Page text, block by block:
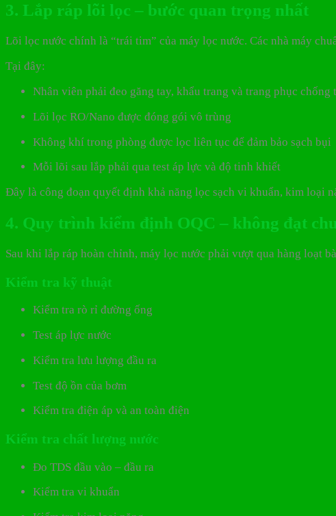
3. Lắp ráp lõi lọc – bước quan trọng nhất
Lõi lọc nước chính là “trái tim” của máy lọc nước. Các nhà máy
Tại đây:
Nhân viên phải đeo găng tay, khẩu trang và trang phục chống
Lõi lọc RO/Nano được đóng gói vô trùng
Không khí trong phòng được lọc liên tục để đảm bảo sạch bụi
Mỗi lõi sau lắp phải qua test áp lực và độ tinh khiết
Đây là công đoạn quyết định khả năng lọc sạch vi khuẩn, kim loại
4. Quy trình kiểm định OQC – không đạt
Sau khi lắp ráp hoàn chỉnh, máy lọc nước phải vượt qua hàng loạt
Kiểm tra kỹ thuật
Kiểm tra rò rỉ đường ống
Test áp lực nước
Kiểm tra lưu lượng đầu ra
Test độ ồn của bơm
Kiểm tra điện áp và an toàn điện
Kiểm tra chất lượng nước
Đo TDS đầu vào – đầu ra
Kiểm tra vi khuẩn